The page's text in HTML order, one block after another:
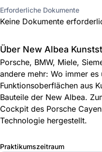
Erforderliche Dokumente
Keine Dokumente
Über New Albea
Porsche, BMW, Miele,
andere mehr: Wo immer
Funktionsoberflächen aus
Bauteile der New Albea.
Cockpit des Porsche
Technologie hergestellt.
Praktikumszeitraum